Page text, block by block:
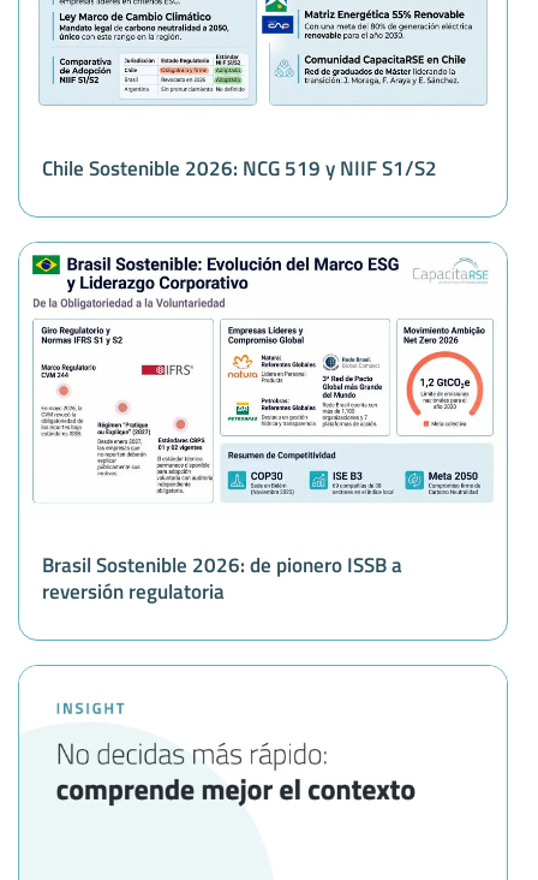
Chile Sostenible 2026: NCG 519 y NIIF S1/S2
Brasil Sostenible 2026: de pionero ISSB a
reversión regulatoria